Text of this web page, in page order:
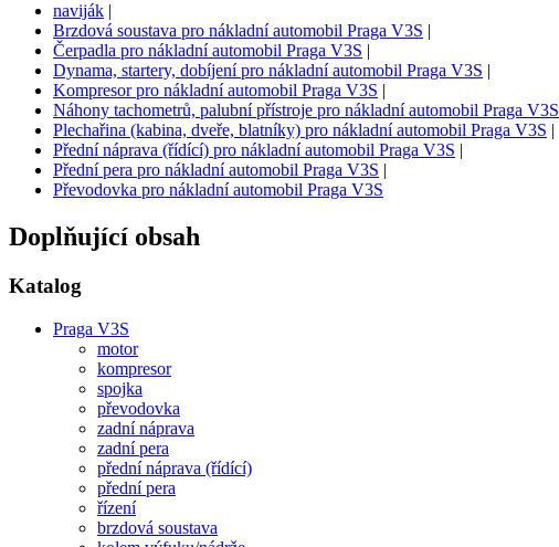
naviják |
Brzdová soustava pro nákladní automobil Praga V3S |
Čerpadla pro nákladní automobil Praga V3S |
Dynama, startery, dobíjení pro nákladní automobil Praga V3S |
Kompresor pro nákladní automobil Praga V3S |
Náhony tachometrů, palubní přístroje pro nákladní automobil Praga V3S
Plechařina (kabina, dveře, blatníky) pro nákladní automobil Praga V3S |
Přední náprava (řídící) pro nákladní automobil Praga V3S |
Přední pera pro nákladní automobil Praga V3S |
Převodovka pro nákladní automobil Praga V3S
Doplňující obsah
Katalog
Praga V3S
motor
kompresor
spojka
převodovka
zadní náprava
zadní pera
přední náprava (řídící)
přední pera
řízení
brzdová soustava